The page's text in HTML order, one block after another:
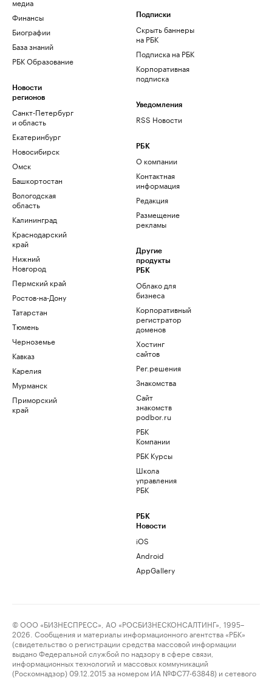
Финансы
Биографии
База знаний
РБК Образование
Новости
регионов
Санкт-Петербург
и область
Екатеринбург
Новосибирск
Омск
Башкортостан
Вологодская
область
Калининград
Краснодарский
край
Нижний
Новгород
Пермский край
Ростов-на-Дону
Татарстан
Тюмень
Черноземье
Кавказ
Карелия
Мурманск
Приморский
край
Подписки
Скрыть баннеры
на РБК
Подписка на РБК
Корпоративная
подписка
Уведомления
RSS Новости
РБК
О компании
Контактная
информация
Редакция
Размещение
рекламы
Другие
продукты
РБК
Облако для
бизнеса
Корпоративный
регистратор
доменов
Хостинг
сайтов
Рег.решения
Знакомства
Сайт
знакомств
podbor.ru
РБК
Компании
РБК Курсы
Школа
управления
РБК
РБК
Новости
iOS
Android
AppGallery
© ООО «БИЗНЕСПРЕСС», АО «РОСБИЗНЕСКОНСАЛТИНГ», 1995–
2026. Сообщения и материалы информационного агентства «РБК»
(свидетельство о регистрации средства массовой информации
выдано Федеральной службой по надзору в сфере связи,
информационных технологий и массовых коммуникаций
(Роскомнадзор) 09.12.2015 за номером ИА №ФС77-63848) и сетевого